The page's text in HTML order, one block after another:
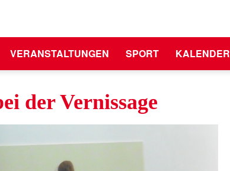
Bundesstadt.com
VERANSTALTUNGEN SPORT KALENDER
der Vernissage